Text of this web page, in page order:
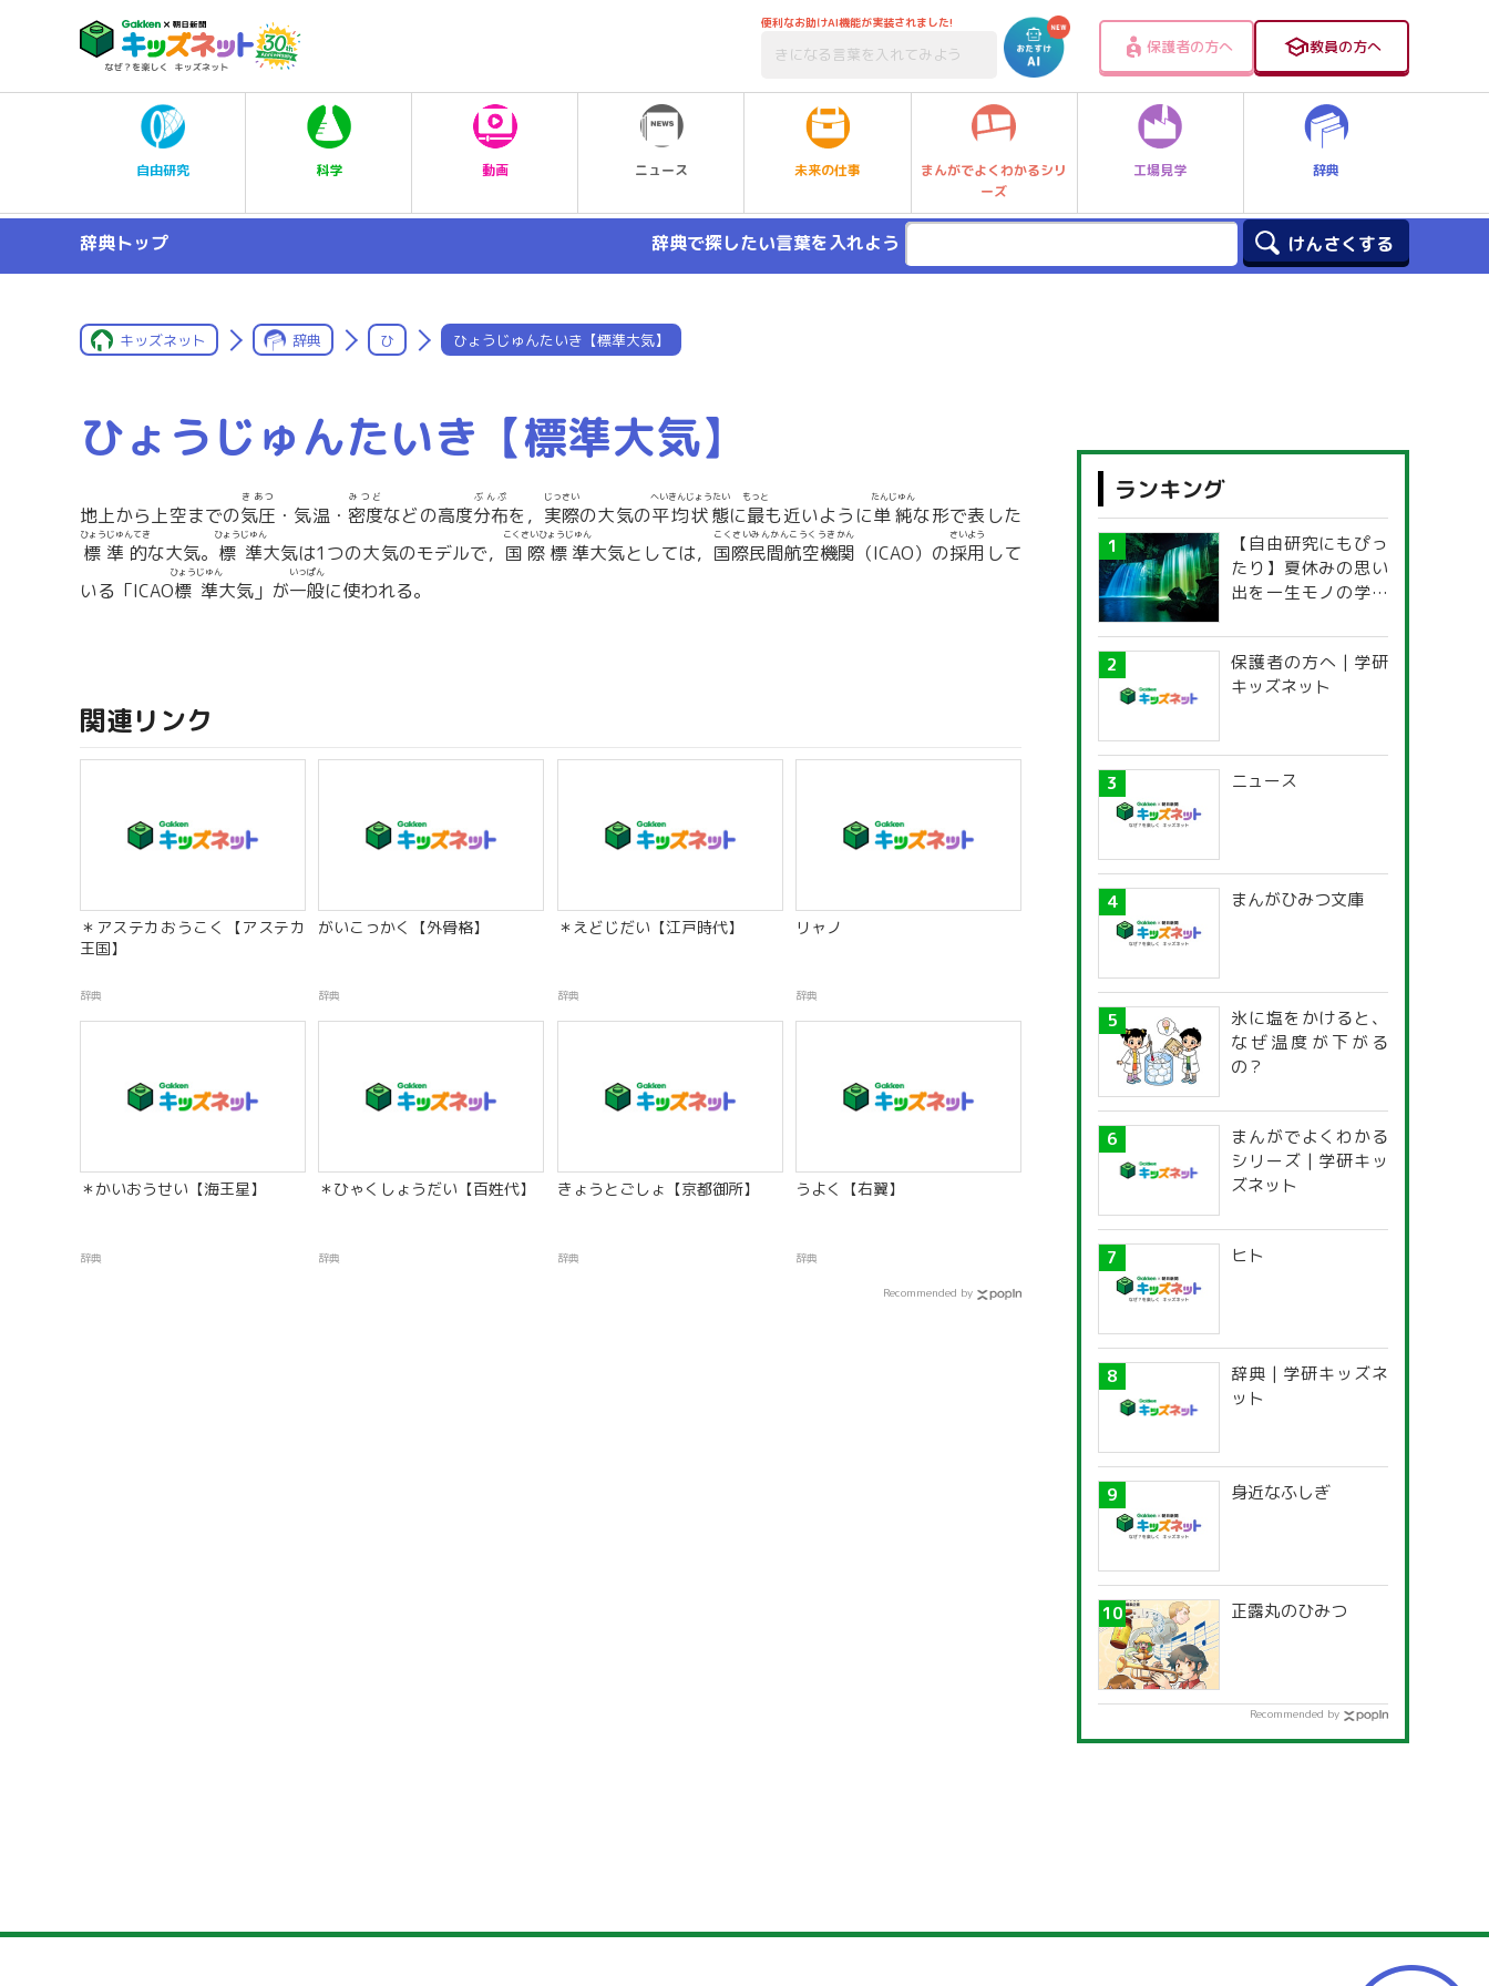
便利なお助けAI機能が実装されました!
保護者の方へ 教員の方へ
自由研究 科学 動画 ニュース 未来の仕事
まんがでよくわかるシリ
ーズ
工場見学 辞典
辞典トップ 辞典で探したい言葉を入れよう
キッズネット 辞典 ひ ひょうじゅんたいき【標準大気】
ひょうじゅんたいき【標準大気】
地上から上空までの気圧
きあつ
・気温・ 密度
みつど
などの高度分布
ぶんぷ
を， 実際
じっさい
の大気の平均状態
へいきんじょうたい
に最
もっと
も近いように単純
たんじゅん
な形で表した
標準的
ひょうじゅんてき
な大気。 標準
ひょうじゅん
大気は1つの大気のモデルで， 国際標準
こくさいひょうじゅん
大気としては， 国際民間航空機関
こくさいみんかんこうくうきかん
（ICAO）の採用
さいよう
して
いる「ICAO標準
ひょうじゅん
大気」が一般
いっぱん
に使われる。
関連リンク
＊アステカおうこく【アステカ
王国】
辞典
がいこっかく【外骨格】
辞典
＊えどじだい【江戸時代】
辞典
リャノ
辞典
＊かいおうせい【海王星】
辞典
＊ひゃくしょうだい【百姓代】
辞典
きょうとごしょ【京都御所】
辞典
うよく【右翼】
辞典
Recommended by
ランキング
【自由研究にもぴっ
たり】夏休みの思い
出を一生モノの学び
探究ガイド
保護者の方へ | 学研
キッズネット
ニュース
まんがひみつ文庫
氷に塩をかけると、
なぜ温度が下がる
の？
まんがでよくわかる
シリーズ | 学研キッ
ズネット
ヒト
辞典 | 学研キッズネ
ット
身近なふしぎ
正露丸のひみつ
Recommended by